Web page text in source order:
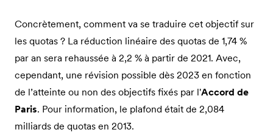
Concrètement, comment va se traduire cet objectif sur
les quotas ? La réduction linéaire des quotas de 1,74 %
par an sera rehaussée à 2,2 % à partir de 2021. Avec,
cependant, une révision possible dès 2023 en fonction
de l’atteinte ou non des objectifs fixés par l'Accord de
Paris. Pour information, le plafond était de 2,084
milliards de quotas en 2013.